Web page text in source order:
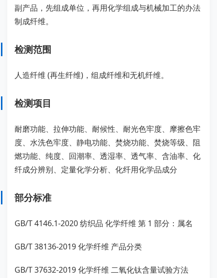
副产品，先组成单位，再用化学组成与机械加工的办法
制成纤维。
检测范围
人造纤维 (再生纤维)，组成纤维和无机纤维。
检测项目
耐磨功能、拉伸功能、耐候性、耐光色牢度、摩擦色牢
度、水洗色牢度、静电功能、焚烧功能、焚烧等级、阻
燃功能、纯度、回潮率、透湿率、透气率、含油率、化
纤成分辨别、定量化学分析、化纤用化学品成分
部分标准
GB/T 4146.1-2020 纺织品 化学纤维 第 1 部分：属名
GB/T 38136-2019 化学纤维 产品分类
GB/T 37632-2019 化学纤维 二氧化钛含量试验方法